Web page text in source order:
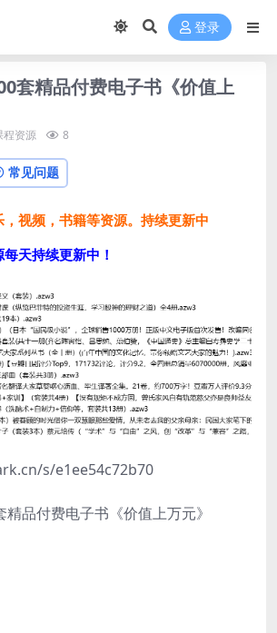
登录
套精品付费电子书《价值上
程资源 8
常见问题
视频，书籍等资源。持续更新中
天持续更新中！
s/e1ee54c72b70
精品付费电子书《价值上万元》